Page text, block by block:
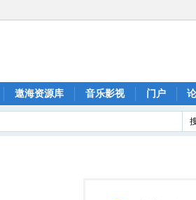
遨海资源库 音乐影视 门户